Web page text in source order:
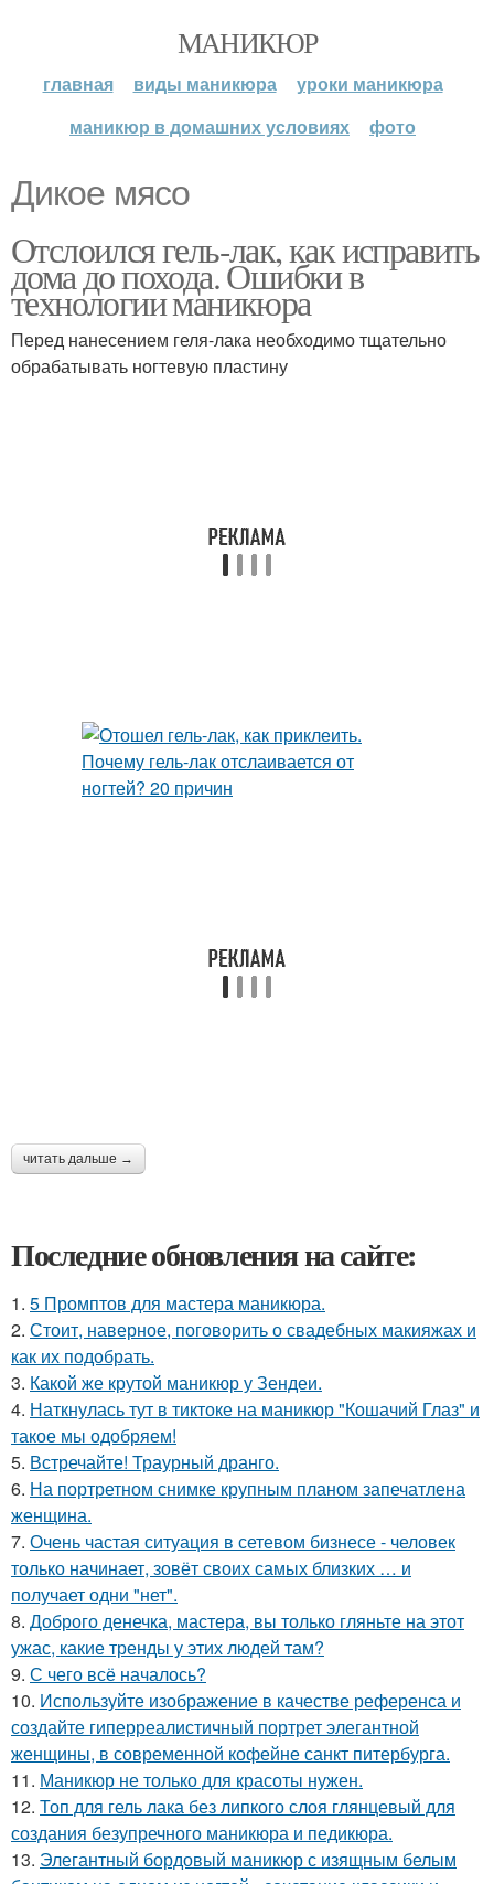
МАНИКЮР
главная виды маникюра
уроки маникюра
маникюр в домашних условиях
фото
Дикое мясо
Отслоился гель-лак, как исправить
дома до похода. Ошибки в
технологии маникюра
Перед нанесением геля-лака необходимо тщательно
обрабатывать ногтевую пластину
читать дальше →
Последние обновления на сайте:
1. 5 Промптов для мастера маникюра.
2. Стоит, наверное, поговорить о свадебных макияжах и
как их подобрать.
3. Какой же крутой маникюр у Зендеи.
4. Наткнулась тут в тиктоке на маникюр "Кошачий Глаз" и
такое мы одобряем!
5. Встречайте! Траурный дранго.
6. На портретном снимке крупным планом запечатлена
женщина.
7. Очень частая ситуация в сетевом бизнесе - человек
только начинает, зовёт своих самых близких … и
получает одни "нет".
8. Доброго денечка, мастера, вы только гляньте на этот
ужас, какие тренды у этих людей там?
9. С чего всё началось?
10. Используйте изображение в качестве референса и
создайте гиперреалистичный портрет элегантной
женщины, в современной кофейне санкт питербурга.
11. Маникюр не только для красоты нужен.
12. Топ для гель лака без липкого слоя глянцевый для
создания безупречного маникюра и педикюра.
13. Элегантный бордовый маникюр с изящным белым